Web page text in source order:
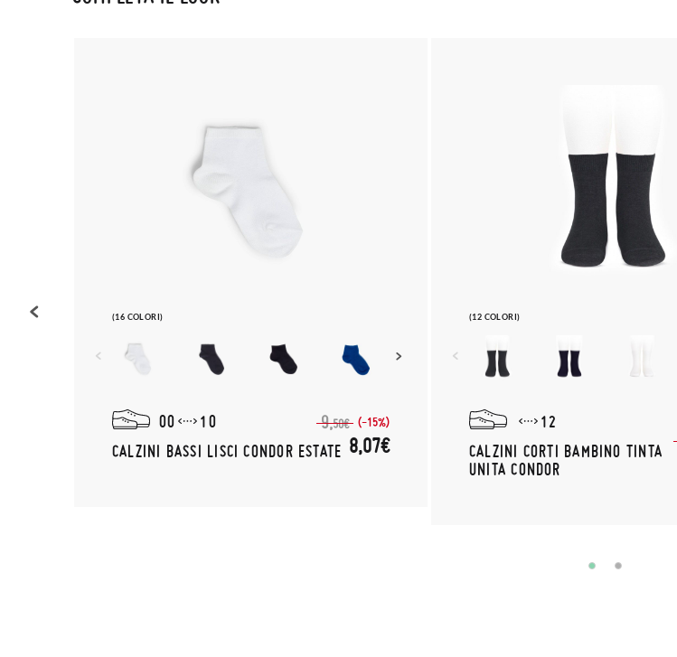
(16 COLORI)
00
10
CALZINI BASSI LISCI CONDOR ESTATE
9,50€ (-15%)
8,07€
(12 COLORI)
12
CALZINI CORTI BAMBINO TINTA
UNITA CONDOR